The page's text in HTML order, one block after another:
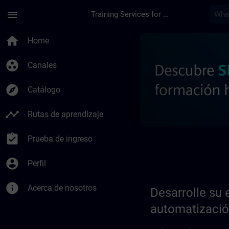
menu Training Services for Digital Industries
home Home
group_work Canales
explore Catálogo
timeline Rutas de aprendizaje
assignment_turned_in Prueba de ingreso
account_circle Perfil
info Acerca de nosotros
Desarrolle su
Desarrolle su